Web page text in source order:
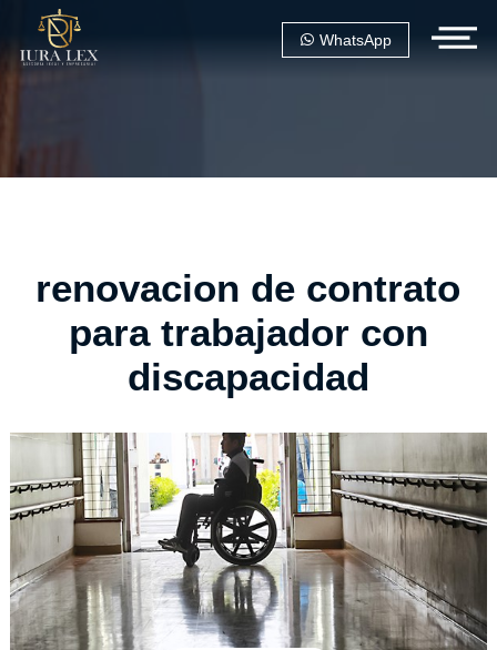
WhatsApp
renovacion de contrato
para trabajador con
discapacidad